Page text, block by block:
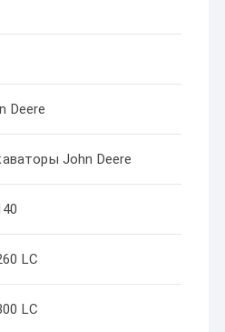
Deere
John Deere
LC
LC